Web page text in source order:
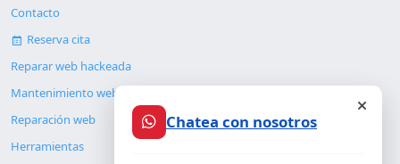
Contacto
Reserva cita
Reparar web hackeada
Mantenimiento web
Reparación web
Herramientas
Chatea con nosotros